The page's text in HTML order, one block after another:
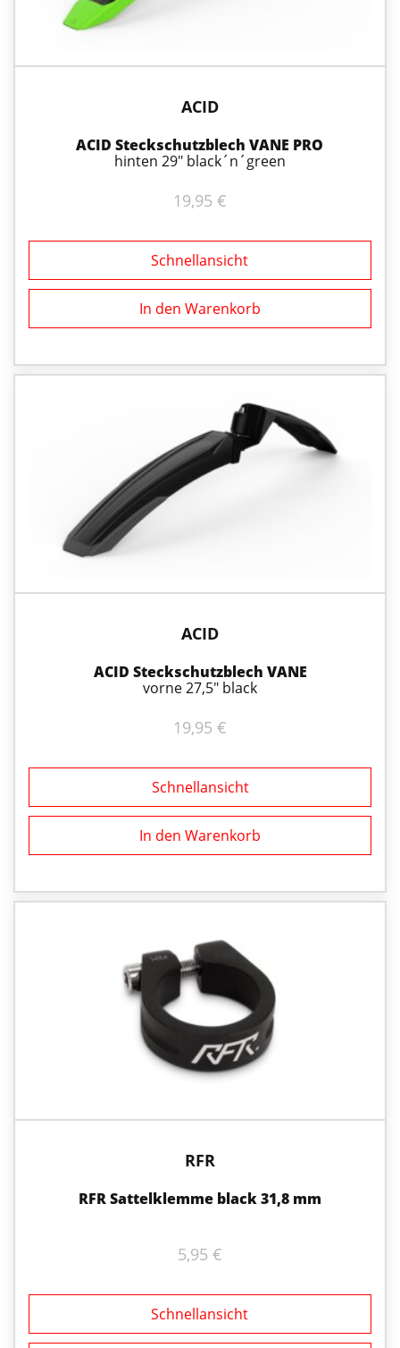
ACID
ACID Steckschutzblech VANE PRO
hinten 29" black´n´green
19,95 €
Schnellansicht
In den Warenkorb
ACID
ACID Steckschutzblech VANE
vorne 27,5" black
19,95€
Schnellansicht
In den Warenkorb
RFR
RFR Sattelklemme black 31,8 mm
5,95 €
Schnellansicht